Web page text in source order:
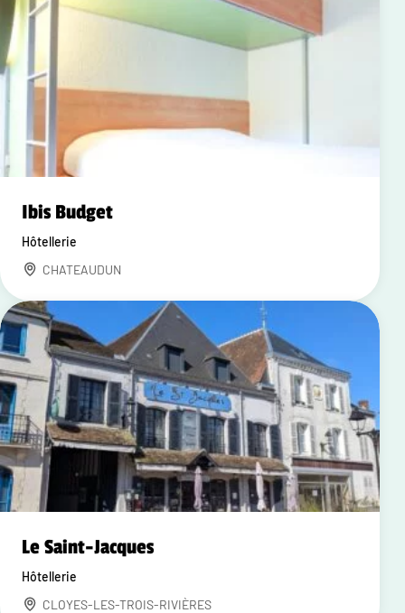
Ibis Budget
Hôtellerie
CHATEAUDUN
Le Saint-Jacques
Hôtellerie
CLOYES-LES-TROIS-RIVIÈRES